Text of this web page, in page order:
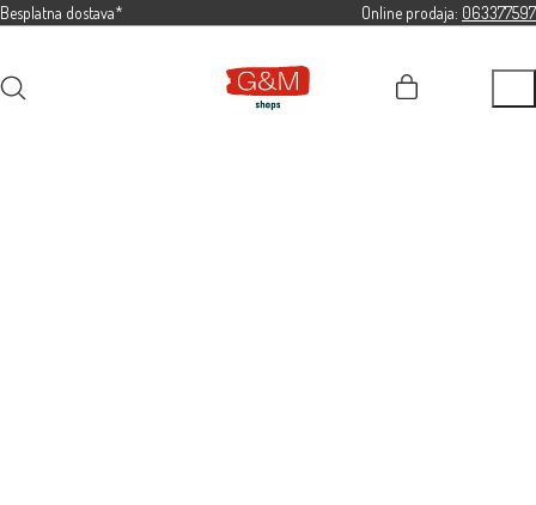
Besplatna dostava* Online prodaja: 063377597